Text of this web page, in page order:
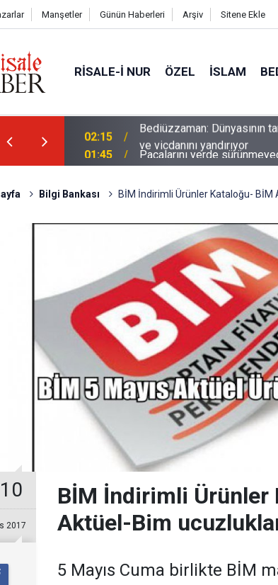
Manşetler Günün Haberleri Arşiv Sitene Ekle
RISALE-I NUR ÖZEL İSLAM
ruhunu
01:45 Paçalarını yerde
Bilgi Bankası BİM İndirimli Ürünler Kataloğu- BİM
2017
BİM İndirimli Ürünler
Aktüel-Bim
5 Mayıs Cuma birlikte BİM